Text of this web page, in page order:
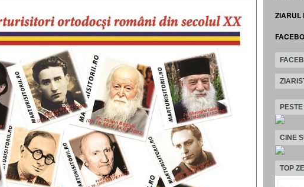
ZIARUL
CINE
TOP